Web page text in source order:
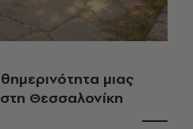
μιας
Θεσσαλονίκη